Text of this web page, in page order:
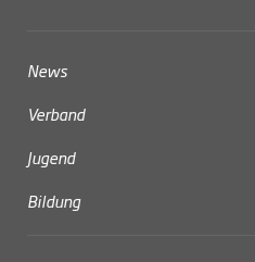
News
Verband
Jugend
Bildung